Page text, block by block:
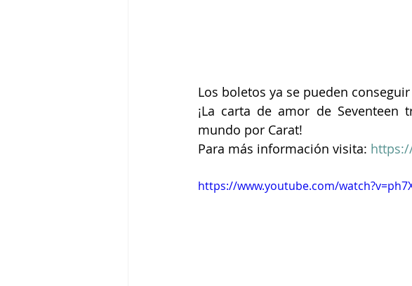
Los boletos ya se pueden
¡La carta de amor de
mundo por Carat!
Para más información visita:
https://www.youtube.com/